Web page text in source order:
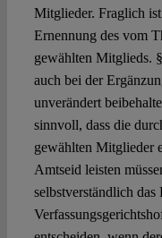
Mitglieder. Fraglich
Ernennung des vom
gewählten Mitglieds.
auch bei der
unverändert
sinnvoll, dass die
gewählten Mitglieder
Amtseid leisten
selbstverständlich